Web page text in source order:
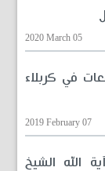
2020 March 05
في كربلاء
2019 February 07
الله الشيخ